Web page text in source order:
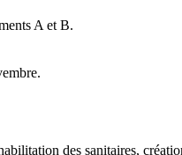
A et B.
des sanitaires,